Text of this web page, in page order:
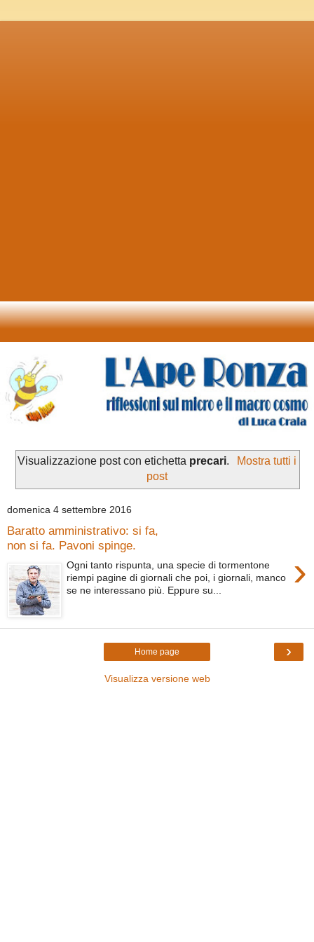
Visualizzazione post con etichetta precari.
Mostra tutti i
post
domenica 4 settembre 2016
Baratto amministrativo: si fa,
non si fa. Pavoni spinge.
›
Ogni tanto rispunta, una specie di tormentone
riempi pagine di giornali che poi, i giornali, manco
se ne interessano più. Eppure su...
›
Home page
Visualizza versione web